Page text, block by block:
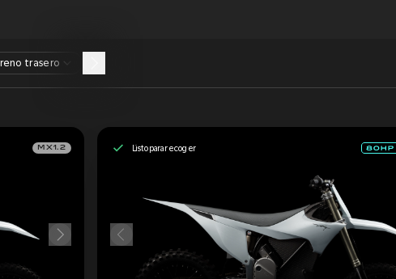
trasero
MX1.2 Listo para recoger